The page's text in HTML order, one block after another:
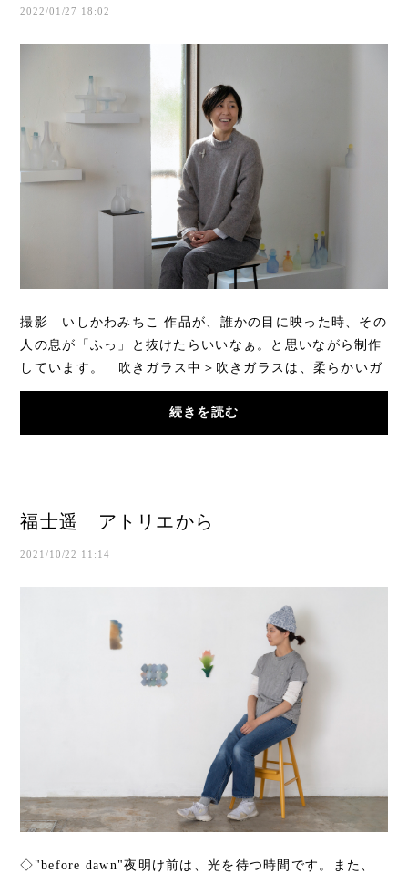
2022/01/27 18:02
撮影 いしかわみちこ 作品が、誰かの目に映った時、その
人の息が「ふっ」と抜けたらいいなぁ。と思いながら制作
しています。 吹きガラス中＞吹きガラスは、柔らかいガ
ラスを回しながら制作し...
続きを読む
福士遥 アトリエから
2021/10/22 11:14
◇"before dawn"夜明け前は、光を待つ時間です。また、